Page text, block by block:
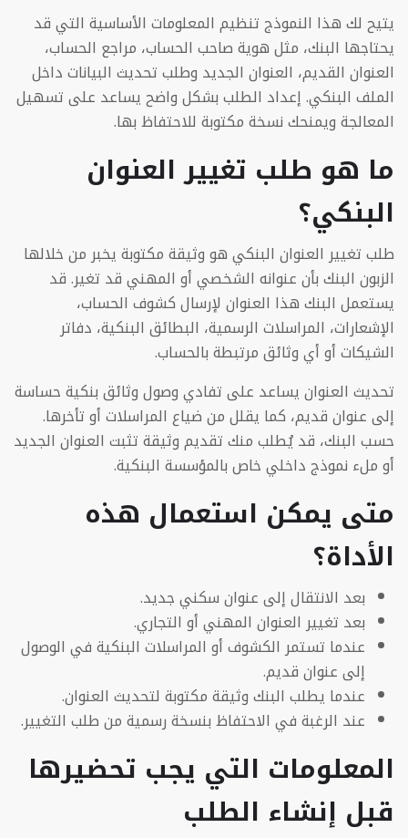
يتيح لك هذا النموذج تنظيم المعلومات الأساسية التي قد
يحتاجها البنك، مثل هوية صاحب الحساب، مراجع الحساب،
العنوان القديم، العنوان الجديد وطلب تحديث البيانات داخل
الملف البنكي. إعداد الطلب بشكل واضح يساعد على تسهيل
المعالجة ويمنحك نسخة مكتوبة للاحتفاظ بها.
ما هو طلب تغيير العنوان
البنكي؟
طلب تغيير العنوان البنكي هو وثيقة مكتوبة يخبر من خلالها
الزبون البنك بأن عنوانه الشخصي أو المهني قد تغير. قد
يستعمل البنك هذا العنوان لإرسال كشوف الحساب،
الإشعارات، المراسلات الرسمية، البطائق البنكية، دفاتر
الشيكات أو أي وثائق مرتبطة بالحساب.
تحديث العنوان يساعد على تفادي وصول وثائق بنكية حساسة
إلى عنوان قديم، كما يقلل من ضياع المراسلات أو تأخرها.
حسب البنك، قد يُطلب منك تقديم وثيقة تثبت العنوان الجديد
أو ملء نموذج داخلي خاص بالمؤسسة البنكية.
متى يمكن استعمال هذه
الأداة؟
بعد الانتقال إلى عنوان سكني جديد.
بعد تغيير العنوان المهني أو التجاري.
عندما تستمر الكشوف أو المراسلات البنكية في الوصول
إلى عنوان قديم.
عندما يطلب البنك وثيقة مكتوبة لتحديث العنوان.
عند الرغبة في الاحتفاظ بنسخة رسمية من طلب التغيير.
المعلومات التي يجب تحضيرها
قبل إنشاء الطلب